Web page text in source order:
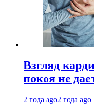
Взгляд
покоя не
2 года ago2 года ago